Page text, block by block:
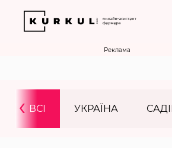
Реклама
ВСІ УКРАЇНА
‹